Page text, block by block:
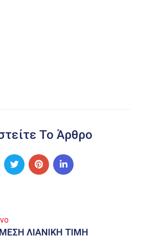
Το Άρθρο
ΛΙΑΝΙΚΗ ΤΙΜΗ